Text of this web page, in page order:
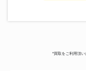
*買取をご利用頂い